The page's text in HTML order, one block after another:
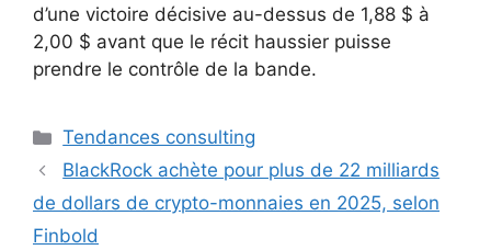
d’une victoire décisive au-dessus de 1,88 $ à
2,00 $ avant que le récit haussier puisse
prendre le contrôle de la bande.
Catégories
Tendances consulting
BlackRock achète pour plus de 22 milliards
de dollars de crypto-monnaies en 2025, selon
Finbold